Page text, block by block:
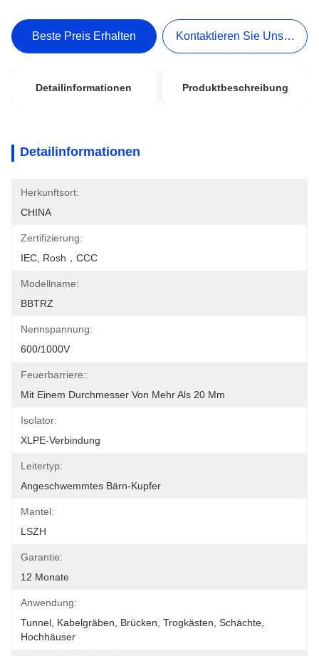
Beste Preis Erhalten Kontaktieren Sie Uns Jetzt
Detailinformationen Produktbeschreibung
Detailinformationen
Herkunftsort:
CHINA
Zertifizierung:
IEC, Rosh，CCC
Modellname:
BBTRZ
Nennspannung:
600/1000V
Feuerbarriere::
Mit Einem Durchmesser Von Mehr Als 20 Mm
Isolator:
XLPE-Verbindung
Leitertyp:
Angeschwemmtes Bärn-Kupfer
Mantel:
LSZH
Garantie:
12 Monate
Anwendung:
Tunnel, Kabelgräben, Brücken, Trogkästen, Schächte,
Hochhäuser